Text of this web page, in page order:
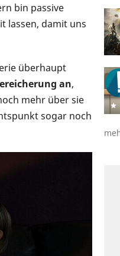
bin passive
lassen, damit uns
überhaupt
an,
mehr über sie
sogar noch